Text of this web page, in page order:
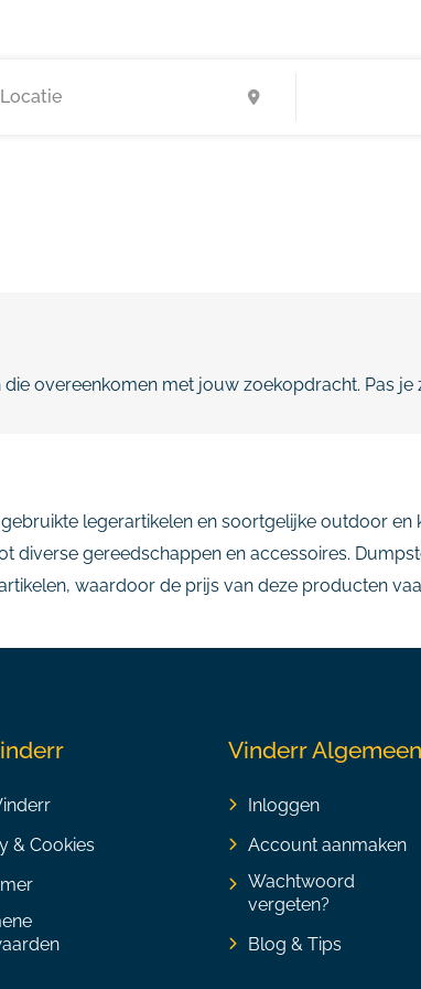
overeenkomen met jouw zoekopdracht. Pas
legerartikelen en soortgelijke outdoor
diverse gereedschappen en accessoires.
waardoor de prijs van deze producten
& Cookies
Vinderr Algemeen
Inloggen
Account aanmaken
Wachtwoord
vergeten?
Blog & Tips